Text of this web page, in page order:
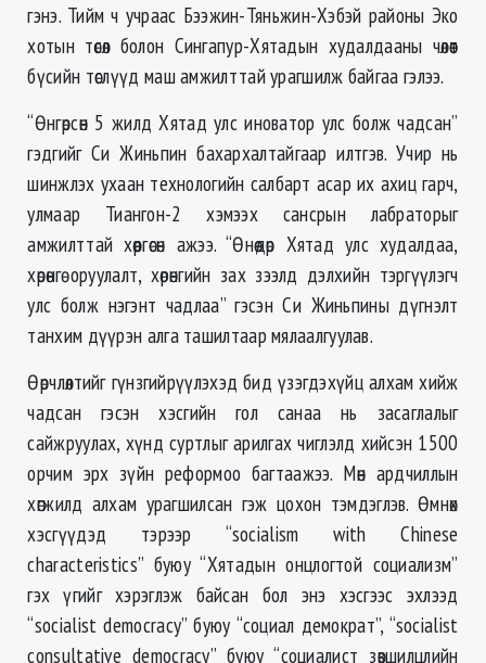
гэнэ. Тийм ч учраас Бээжин-Тяньжин-Хэбэй районы Эко
хотын төсөл болон Сингапур-Хятадын худалдааны чөлөөт
бүсийн төслүүд маш амжилттай урагшилж байгаа гэлээ.
“Өнгөрсөн 5 жилд Хятад улс иноватор улс болж чадсан”
гэдгийг Си Жиньпин бахархалтайгаар илтгэв. Учир нь
шинжлэх ухаан технологийн салбарт асар их ахиц гарч,
улмаар Тиангон-2 хэмээх сансрын лабраторыг
амжилттай хөөргөсөн ажээ. “Өнөөдөр Хятад улс худалдаа,
хөрөнгө оруулалт, хөрөнгийн зах зээлд дэлхийн тэргүүлэгч
улс болж нэгэнт чадлаа” гэсэн Си Жиньпины дүгнэлт
танхим дүүрэн алга ташилтаар мялаалгуулав.
Өөрчлөлтийг гүнзгийрүүлэхэд бид үзэгдэхүйц алхам хийж
чадсан гэсэн хэсгийн гол санаа нь засаглалыг
сайжруулах, хүнд суртлыг арилгах чиглэлд хийсэн 1500
орчим эрх зүйн реформоо багтаажээ. Мөн ардчиллын
хөгжилд алхам урагшилсан гэж цохон тэмдэглэв. Өмнөх
хэсгүүдэд тэрээр “socialism with Chinese
characteristics” буюу “Хятадын онцлогтой социализм”
гэх үгийг хэрэглэж байсан бол энэ хэсгээс эхлээд
“socialist democracy” буюу “социал демократ”, “socialist
consultative democracy” буюу “социалист зөвшилцлийн